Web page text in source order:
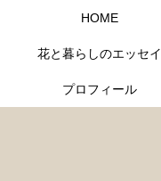
HOME
花と暮らしのエッセイ
プロフィール